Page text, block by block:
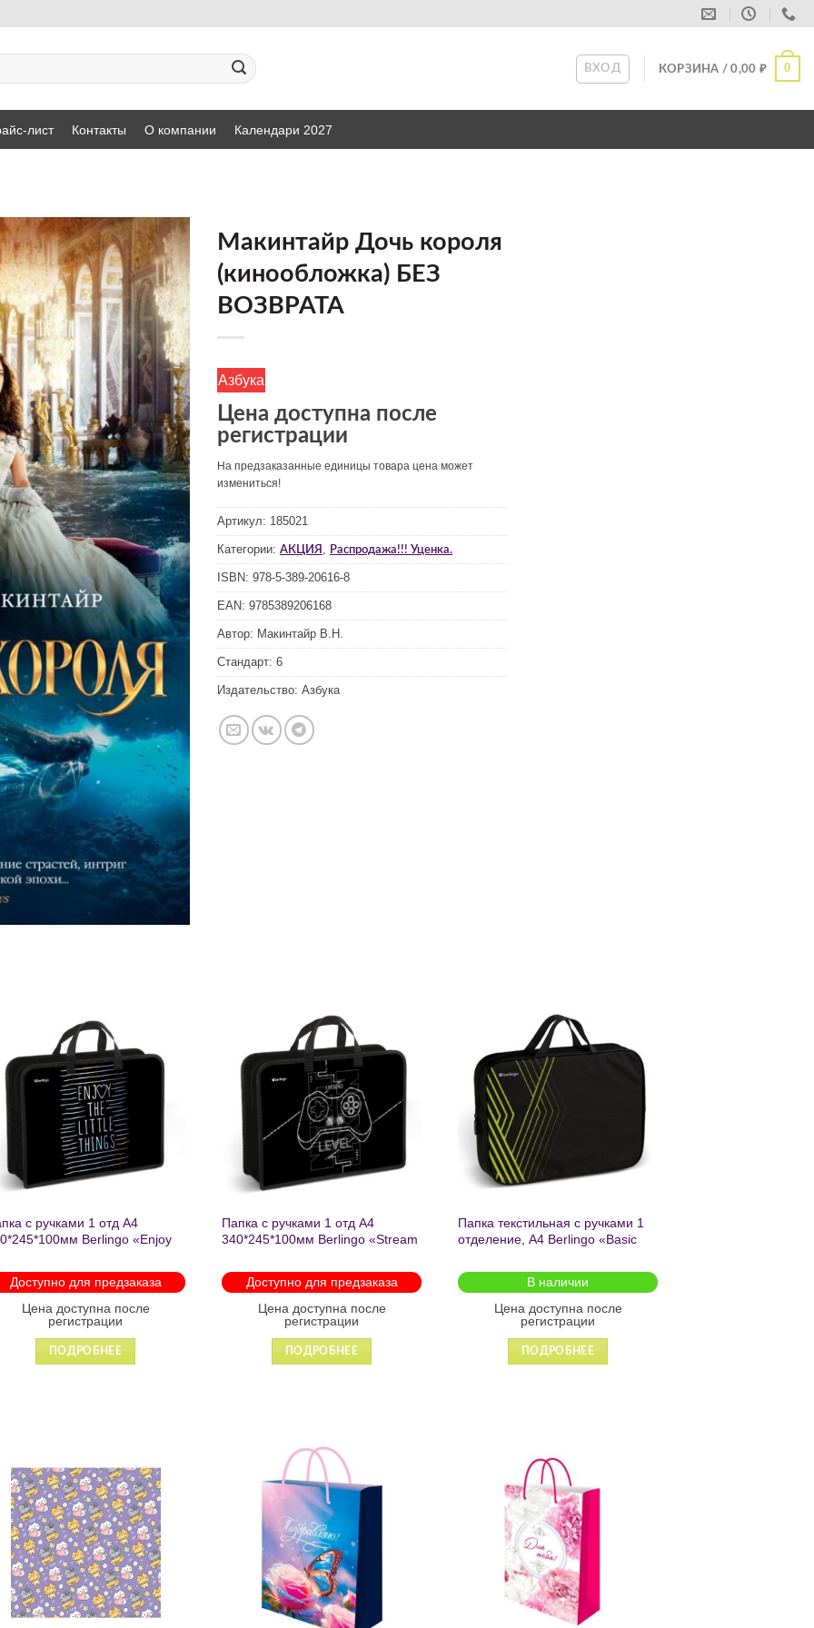
ВХОД КОРЗИНА /0,00 ₽ 0
лист Контакты О компании Календари 2027
ДОБАВИТЬ
В СПИСОК
ЖЕЛАНИЙ
Макинтайр Дочь короля
(кинообложка) БЕЗ
ВОЗВРАТА
Азбука
Цена доступна после
регистрации
На предзаказанные единицы товара цена может
измениться!
Артикул: 185021
Категории: АКЦИЯ Распродажа!!! Уценка.
ISBN: 978-5-389-20616-8
EAN: 9785389206168
Автор: Макинтайр В.Н.
Стандарт: 6
Издательство: Азбука
Добавить
в список
желаний
с ручками 1 отд А4
Berlingo «Enjoy
1215
Доступно для предзаказа
Цена доступна после
регистрации
ПОДРОБНЕЕ
Добавить
в список
Папка с ручками 1 отд А4
340*245*100мм Berlingo «Stream
Доступно для предзаказа
Цена доступна после
регистрации
ПОДРОБНЕЕ
Добавить
Папка текстильная с ручками 1
отделение, А4 Berlingo «Basic
на молнии2601
В наличии
Цена доступна после
регистрации
ПОДРОБНЕЕ
Добавить
в список
желаний
Добавить
Добавить